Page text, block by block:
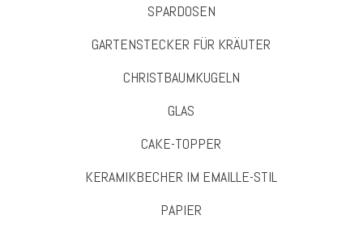
SPARDOSEN
GARTENSTECKER FÜR KRÄUTER
CHRISTBAUMKUGELN
GLAS
CAKE-TOPPER
KERAMIKBECHER IM EMAILLE-STIL
PAPIER